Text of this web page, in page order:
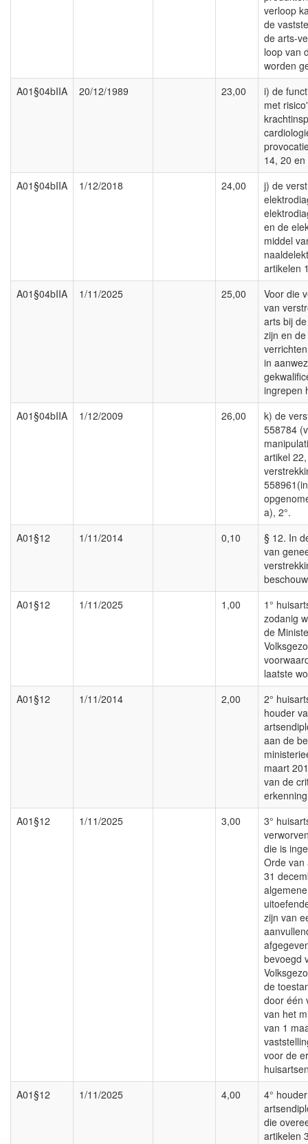
verloop
de
de arts-
loop van
worden
A01§04bIIA
20/12/1989 23,00
i) de
met
14, 20
A01§04bIIA
1/12/2018 24,00
j) de
en de
middel
artikelen
A01§04bIIA
1/11/2025 25,00
Voor die
van
arts bij
zijn en
in
ingrepen
A01§04bIIA
1/12/2009 26,00
k) de
558784
artikel
a), 2°.
A01§12
1/11/2014 0,10
§ 12. In
van
A01§12
1/11/2025 1,00
1°
zodanig
de
laatste
A01§12
1/11/2014 2,00
2°
houder
aan de
maart
van de
A01§12
1/11/2025 3,00
3°
die is
Orde van
31
zijn van
bevoegd
de
door één
van het
van 1
voor de
A01§12
1/11/2025 4,00
4°
die
artikelen